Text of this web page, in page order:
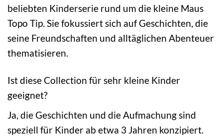
beliebten Kinderserie rund um die kleine Maus
Topo Tip. Sie fokussiert sich auf Geschichten, die
seine Freundschaften und alltäglichen Abenteuer
thematisieren.
Ist diese Collection für sehr kleine Kinder
geeignet?
Ja, die Geschichten und die Aufmachung sind
speziell für Kinder ab etwa 3 Jahren konzipiert.